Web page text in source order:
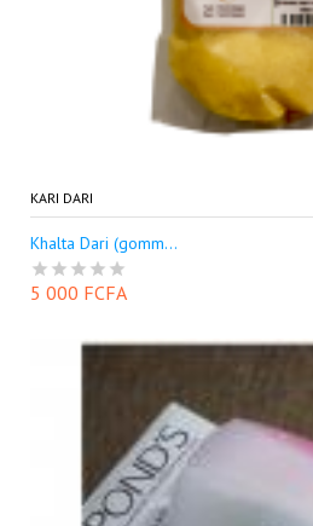
KARI DARI
Khalta Dari (gomm...
5 000 FCFA